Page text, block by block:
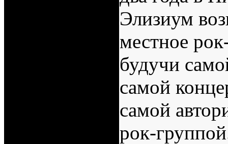
Элизиум
местное
будучи
самой
самой
рок-